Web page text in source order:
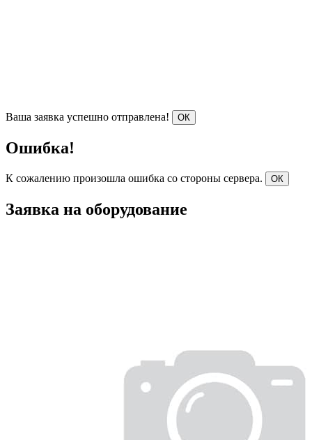
Ваша заявка успешно отправлена! ОК
Ошибка!
К сожалению произошла ошибка со стороны сервера. ОК
Заявка на оборудование